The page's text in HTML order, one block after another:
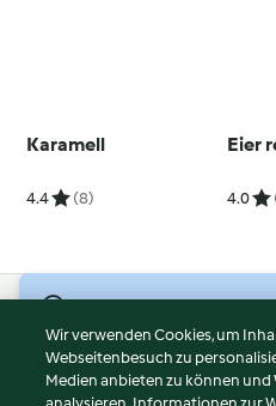
Karamell
4.4 (8)
Eier
4.0
Nutzungsbedingungen
Datenschutzrichtlinien
Wir verwenden Cookies, um
Webseitenbesuch zu
Medien anbieten zu können